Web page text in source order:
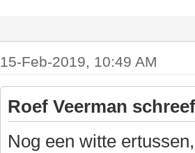
15-Feb-2019, 10:49 AM
Roef Veerman
Nog een witte